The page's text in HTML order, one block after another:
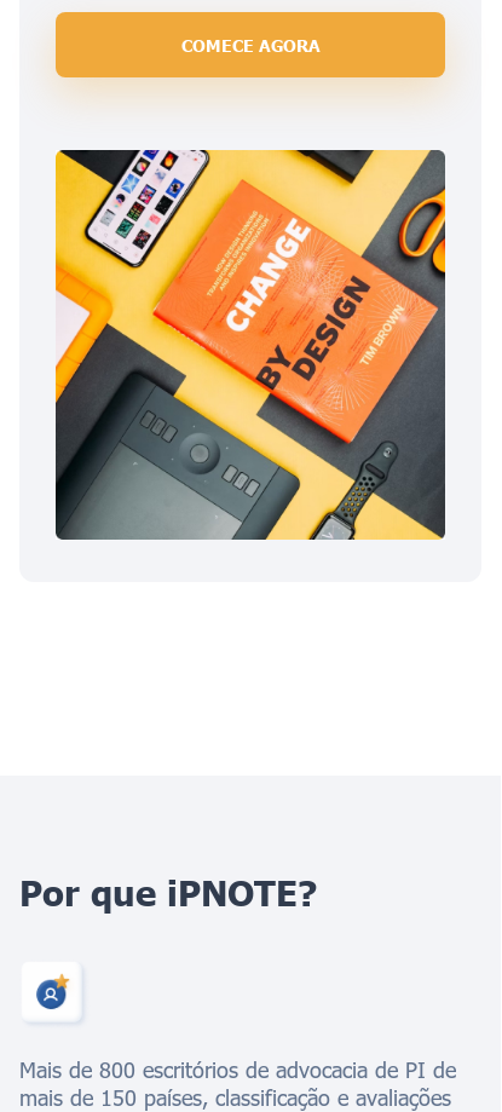
COMECE AGORA
Por que iPNOTE?
Mais de 800 escritórios de advocacia de PI de
mais de 150 países, classificação e avaliações